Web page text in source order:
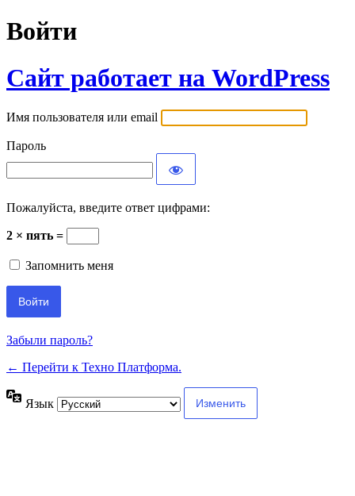
Войти
Сайт работает на WordPress
Имя пользователя или email
Пароль
Пожалуйста, введите ответ цифрами:
2 × пять =
Запомнить меня
Забыли пароль?
← Перейти к Техно Платформа.
Язык